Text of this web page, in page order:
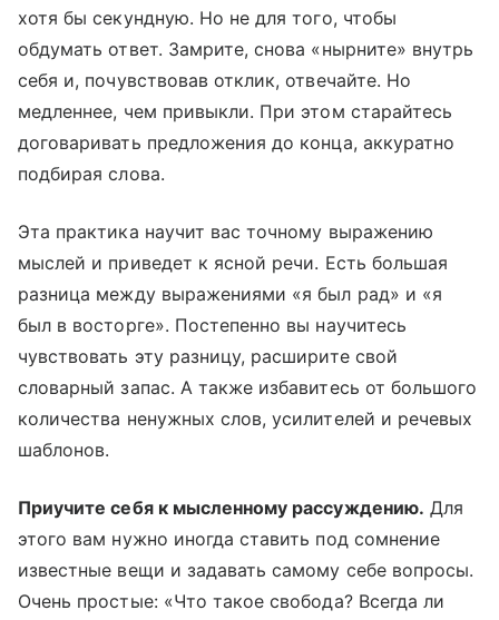
хотя бы секундную. Но не для того, чтобы
обдумать ответ. Замрите, снова «нырните» внутрь
себя и, почувствовав отклик, отвечайте. Но
медленнее, чем привыкли. При этом старайтесь
договаривать предложения до конца, аккуратно
подбирая слова.
Эта практика научит вас точному выражению
мыслей и приведет к ясной речи. Есть большая
разница между выражениями «я был рад» и «я
был в восторге». Постепенно вы научитесь
чувствовать эту разницу, расширите свой
словарный запас. А также избавитесь от большого
количества ненужных слов, усилителей и речевых
шаблонов.
Приучите себя к мысленному рассуждению. Для
этого вам нужно иногда ставить под сомнение
известные вещи и задавать самому себе вопросы.
Очень простые: «Что такое свобода? Всегда ли